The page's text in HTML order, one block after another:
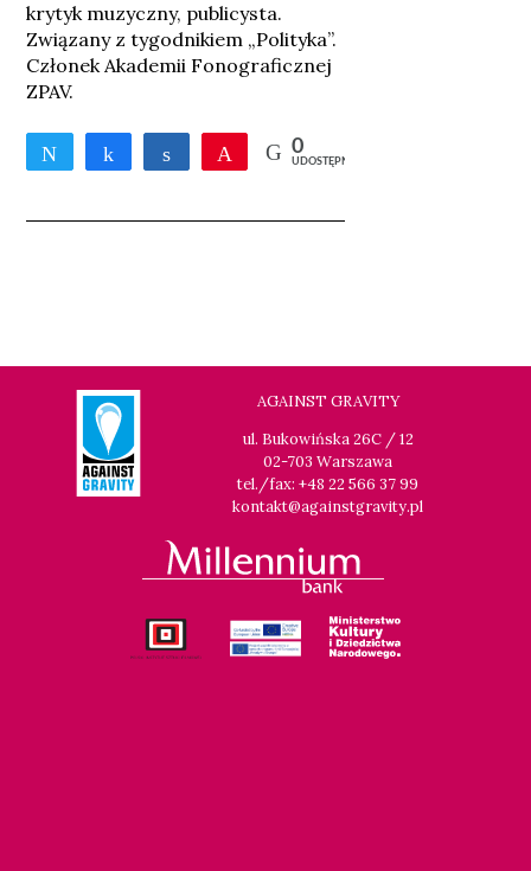
krytyk muzyczny, publicysta.
Związany z tygodnikiem „Polityka”.
Członek Akademii Fonograficznej
ZPAV.
Tweetnij UdostępnijUdostępnijPrzypnij
0
UDOSTĘPNIEŃ
AGAINST GRAVITY
ul. Bukowińska 26C / 12
02-703 Warszawa
tel./fax: +48 22 566 37 99
kontakt@againstgravity.pl